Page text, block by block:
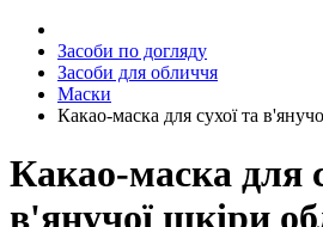
Засоби по догляду
Засоби для обличчя
Маски
Какао-маска для сухої та
Какао-маска для
в'янучої шкіри